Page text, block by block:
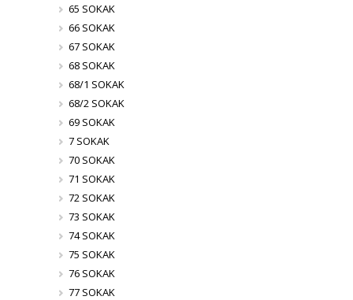
65 SOKAK
66 SOKAK
67 SOKAK
68 SOKAK
68/1 SOKAK
68/2 SOKAK
69 SOKAK
7 SOKAK
70 SOKAK
71 SOKAK
72 SOKAK
73 SOKAK
74 SOKAK
75 SOKAK
76 SOKAK
77 SOKAK